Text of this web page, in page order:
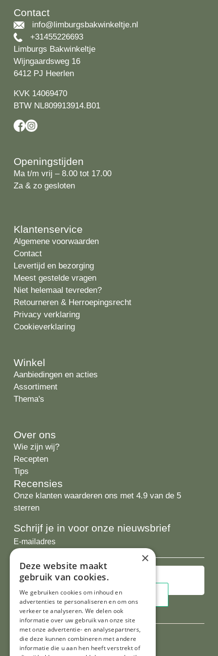
Contact
info@limburgsbakwinkeltje.nl
+31455226693
Limburgs Bakwinkeltje
Wijngaardsweg 16
6412 PJ Heerlen
KVK 14069470
BTW NL809913914.B01
Openingstijden
Ma t/m vrij – 8.00 tot 17.00
Za & zo gesloten
Klantenservice
Algemene voorwaarden
Contact
Levertijd en bezorging
Meest gestelde vragen
Niet helemaal tevreden?
Retourneren & Herroepingsrecht
Privacy verklaring
Cookieverklaring
Winkel
Aanbiedingen en acties
Assortiment
Thema's
Over ons
Wie zijn wij?
Recepten
Tips
Recensies
Onze klanten waarderen ons met 4.9 van de 5
sterren
Schrijf je in voor onze nieuwsbrief
E-
mailadres
Al onze prijzen zijn incl. BTW
×
Deze website maakt
gebruik van cookies.
We gebruiken cookies om inhoud en
advertenties te personaliseren en om ons
verkeer te analyseren. We delen ook
informatie over uw gebruik van onze site
met onze advertentie- en analysepartners,
die deze kunnen combineren met andere
informatie die u aan hen heeft verstrekt of